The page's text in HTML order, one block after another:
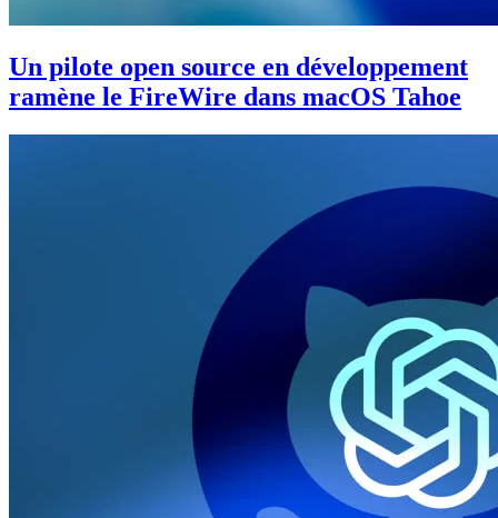
Un pilote open source en développement
ramène le FireWire dans macOS Tahoe